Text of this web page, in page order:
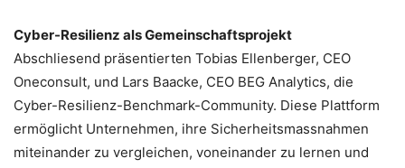
Cyber-Resilienz als Gemeinschaftsprojekt
Abschliesend präsentierten Tobias Ellenberger, CEO
Oneconsult, und Lars Baacke, CEO BEG Analytics, die
Cyber-Resilienz-Benchmark-Community. Diese Plattform
ermöglicht Unternehmen, ihre Sicherheitsmassnahmen
miteinander zu vergleichen, voneinander zu lernen und